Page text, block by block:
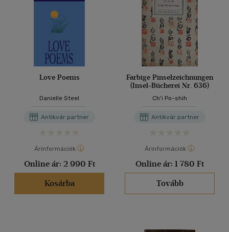
Love Poems
Danielle Steel
Antikvár partner
Árinformációk
Online ár: 2 990 Ft
Kosárba
Farbige Pinselzeichnungen
(Insel-Bücherei Nr. 636)
Ch'i Po-shih
Antikvár partner
Árinformációk
Online ár: 1 780 Ft
Tovább